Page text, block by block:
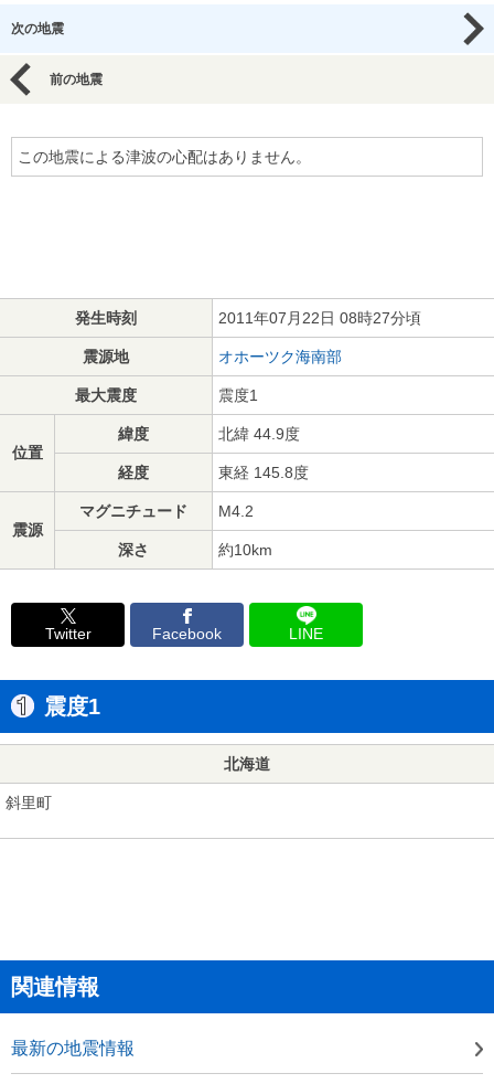
次の地震
前の地震
この地震による津波の心配はありません。
発生時刻 2011年07月22日 08時27分頃
震源地 オホーツク海南部
最大震度 震度1
位置
緯度 北緯 44.9度
経度 東経 145.8度
震源
マグニチュード M4.2
深さ 約10km
Twitter Facebook LINE
震度1
北海道
斜里町
関連情報
最新の地震情報